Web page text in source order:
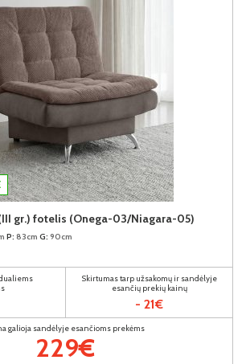
(III gr.) fotelis (Onega-03/Niagara-05)
P: 83cm G: 90cm
Skirtumas tarp užsakomų ir sandėlyje
esančių prekių kainų
- 21€
galioja sandėlyje esančioms prekėms
229€